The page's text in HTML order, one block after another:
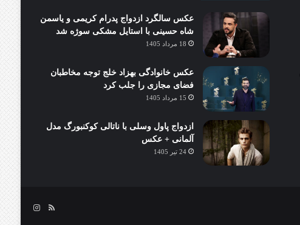
عکس سالگرد ازدواج پدرام کریمی و یاسمن
شاه‌ حسینی با استایل مشکی سوژه شد
18 مرداد 1405
عکس خانوادگی بهزاد خلج توجه مخاطبان
فضای مجازی را جلب کرد
15 مرداد 1405
ازدواج پاول وسلی با ناتالی کوکنبورگ مدل
آلمانی + عکس
24 تیر 1405
خوراکاینستاگرام